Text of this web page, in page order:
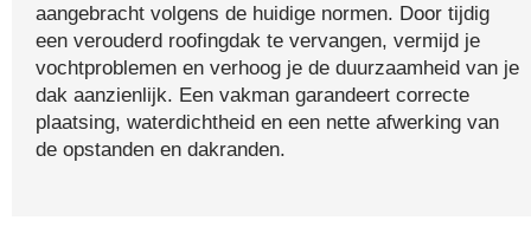
aangebracht volgens de huidige normen. Door tijdig
een verouderd roofingdak te vervangen, vermijd je
vochtproblemen en verhoog je de duurzaamheid van je
dak aanzienlijk. Een vakman garandeert correcte
plaatsing, waterdichtheid en een nette afwerking van
de opstanden en dakranden.